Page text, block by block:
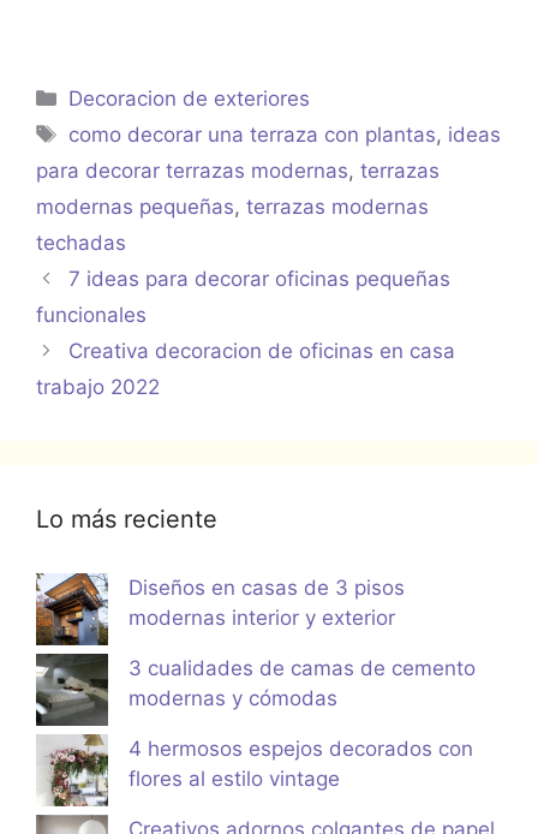
Categorías
Decoracion de exteriores
Etiquetas
como decorar una terraza con plantas, ideas
para decorar terrazas modernas, terrazas
modernas pequeñas, terrazas modernas
techadas
7 ideas para decorar oficinas pequeñas
funcionales
Creativa decoracion de oficinas en casa
trabajo 2022
Lo más reciente
Diseños en casas de 3 pisos
modernas interior y exterior
3 cualidades de camas de cemento
modernas y cómodas
4 hermosos espejos decorados con
flores al estilo vintage
Creativos adornos colgantes de papel